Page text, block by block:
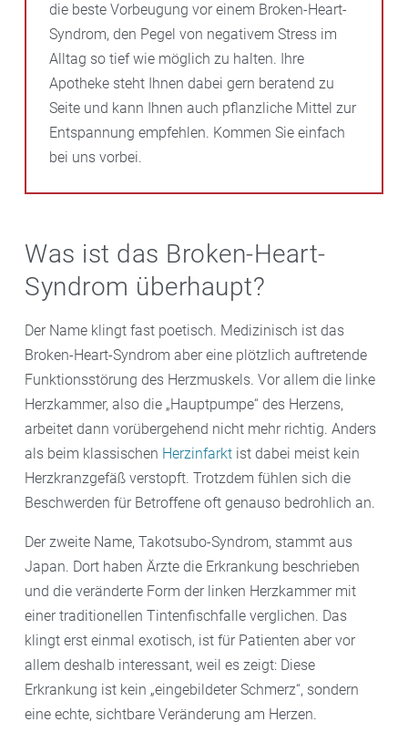
die beste Vorbeugung vor einem Broken-Heart-
Syndrom, den Pegel von negativem Stress im
Alltag so tief wie möglich zu halten. Ihre
Apotheke steht Ihnen dabei gern beratend zu
Seite und kann Ihnen auch pflanzliche Mittel zur
Entspannung empfehlen. Kommen Sie einfach
bei uns vorbei.
Was ist das Broken-Heart-
Syndrom überhaupt?
Der Name klingt fast poetisch. Medizinisch ist das
Broken-Heart-Syndrom aber eine plötzlich auftretende
Funktionsstörung des Herzmuskels. Vor allem die linke
Herzkammer, also die „Hauptpumpe“ des Herzens,
arbeitet dann vorübergehend nicht mehr richtig. Anders
als beim klassischen Herzinfarkt ist dabei meist kein
Herzkranzgefäß verstopft. Trotzdem fühlen sich die
Beschwerden für Betroffene oft genauso bedrohlich an.
Der zweite Name, Takotsubo-Syndrom, stammt aus
Japan. Dort haben Ärzte die Erkrankung beschrieben
und die veränderte Form der linken Herzkammer mit
einer traditionellen Tintenfischfalle verglichen. Das
klingt erst einmal exotisch, ist für Patienten aber vor
allem deshalb interessant, weil es zeigt: Diese
Erkrankung ist kein „eingebildeter Schmerz“, sondern
eine echte, sichtbare Veränderung am Herzen.